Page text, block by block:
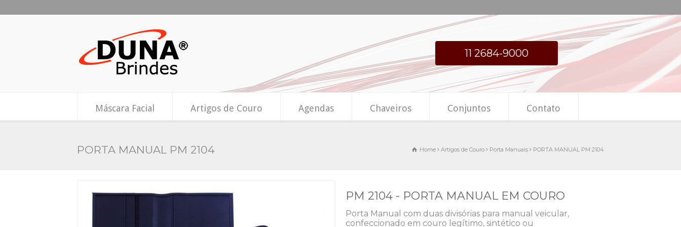
11 2684-9000
Máscara Facial Artigos de Couro Agendas Chaveiros Conjuntos Contato
PORTA MANUAL PM 2104 Home Artigos de Couro Porta Manuais PORTA MANUAL PM 2104
PM 2104 - PORTA MANUAL EM COURO
Porta Manual com duas divisórias para manual veicular,
confeccionado em couro legítimo, sintético ou